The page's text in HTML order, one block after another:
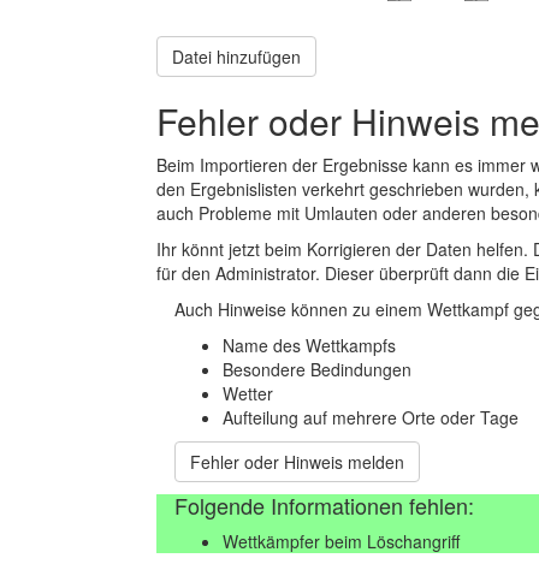
Datei hinzufügen
Fehler oder Hinweis
Beim Importieren der Ergebnisse kann es
den Ergebnislisten verkehrt geschrieben
auch Probleme mit Umlauten oder anderen
Ihr könnt jetzt beim Korrigieren der Daten
für den Administrator. Dieser überprüft dann die
Auch Hinweise können zu einem Wettkampf
Name des Wettkampfs
Besondere Bedindungen
Wetter
Aufteilung auf mehrere Orte oder Tage
Fehler oder Hinweis melden
Folgende Informationen fehlen:
Wettkämpfer beim Löschangriff